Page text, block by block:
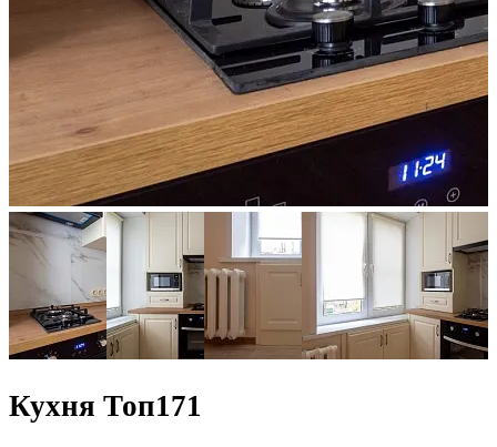
Кухня Топ171